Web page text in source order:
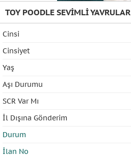
TOY POODLE SEVİMLİ YAVRULAR
Cinsi
Cinsiyet
Yaş
Aşı Durumu
SCR Var Mı
İl Dışına Gönderim
Durum
İlan No